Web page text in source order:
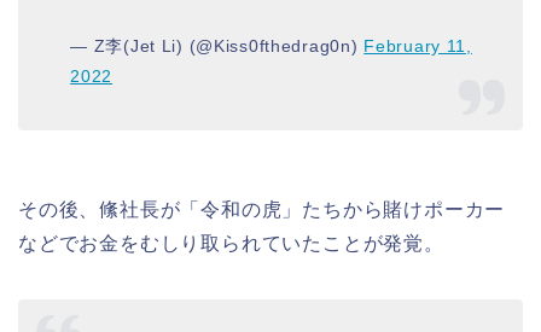
— Z李(Jet Li) (@Kiss0fthedrag0n) February 11,
2022
その後、絛社長が「令和の虎」たちから賭けポーカー
などでお金をむしり取られていたことが発覚。